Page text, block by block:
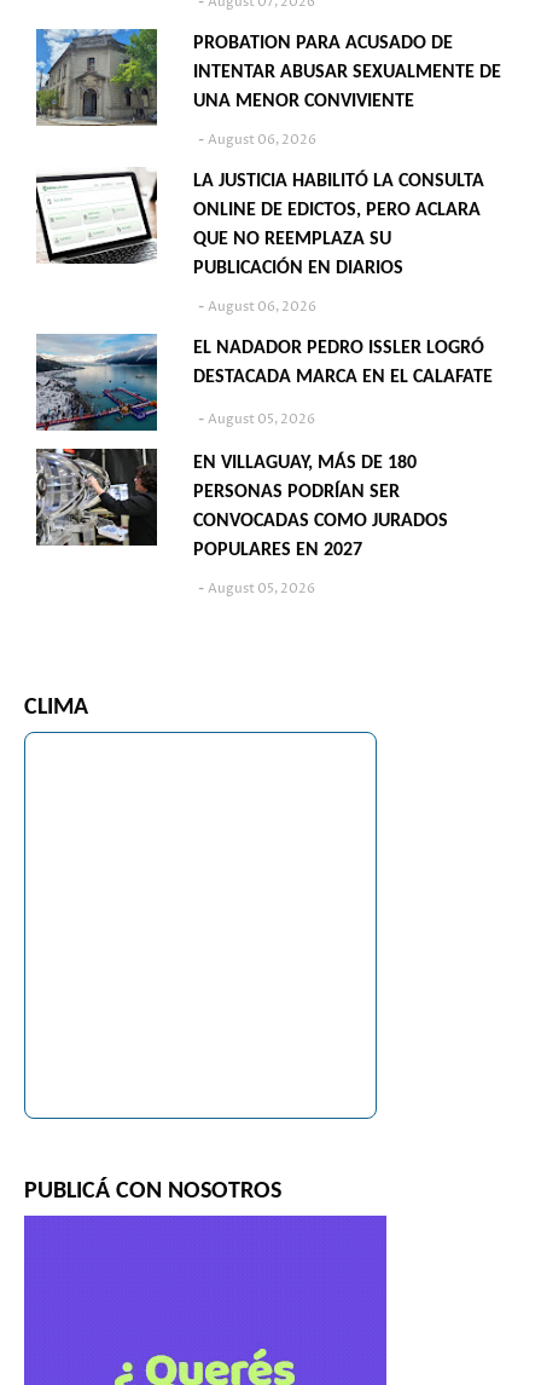
PROBATION PARA ACUSADO DE
INTENTAR ABUSAR SEXUALMENTE DE
UNA MENOR CONVIVIENTE
August 06, 2026
LA JUSTICIA HABILITÓ LA CONSULTA
ONLINE DE EDICTOS, PERO ACLARA
QUE NO REEMPLAZA SU
PUBLICACIÓN EN DIARIOS
August 06, 2026
EL NADADOR PEDRO ISSLER LOGRÓ
DESTACADA MARCA EN EL CALAFATE
August 05, 2026
EN VILLAGUAY, MÁS DE 180
PERSONAS PODRÍAN SER
CONVOCADAS COMO JURADOS
POPULARES EN 2027
August 05, 2026
CLIMA
PUBLICÁ CON NOSOTROS